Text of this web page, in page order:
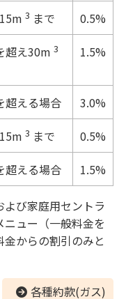
3 まで
0.5%
超え30m 3 1.5%
超える場合 3.0%
3 まで
0.5%
超える場合 1.5%
び家庭用セントラ
ュー（一般料金を
からの割引のみと
各種約款(ガス)